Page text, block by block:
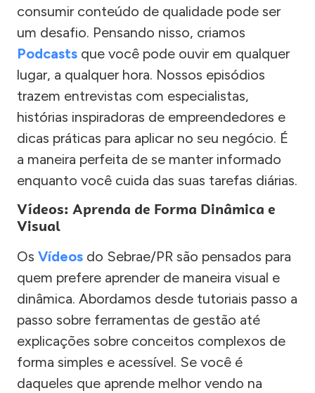
consumir conteúdo de qualidade pode ser
um desafio. Pensando nisso, criamos
Podcasts que você pode ouvir em qualquer
lugar, a qualquer hora. Nossos episódios
trazem entrevistas com especialistas,
histórias inspiradoras de empreendedores e
dicas práticas para aplicar no seu negócio. É
a maneira perfeita de se manter informado
enquanto você cuida das suas tarefas diárias.
Vídeos: Aprenda de Forma Dinâmica e
Visual
Os Vídeos do Sebrae/PR são pensados para
quem prefere aprender de maneira visual e
dinâmica. Abordamos desde tutoriais passo a
passo sobre ferramentas de gestão até
explicações sobre conceitos complexos de
forma simples e acessível. Se você é
daqueles que aprende melhor vendo na